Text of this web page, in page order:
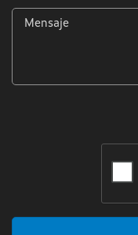
Mensaje